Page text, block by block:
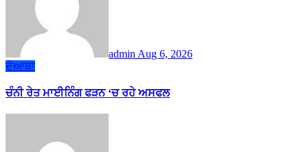
admin Aug 6, 2026
ਦੋਆਬਾ
ਚੰਨੀ ਰੇਤ ਮਾਈਨਿੰਗ ਫੜਨ ‘ਚ ਰਹੇ ਅਸਫਲ